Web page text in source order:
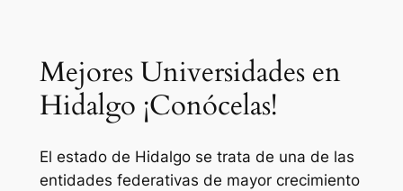
Mejores Universidades en
Hidalgo ¡Conócelas!
El estado de Hidalgo se trata de una de las
entidades federativas de mayor crecimiento